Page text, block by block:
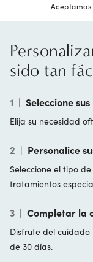
sido tan
1 | Seleccione
Elija su necesidad
2 | Personalice
Seleccione el tipo
tratamientos
3 | Completar la
Disfrute del
de 30 días.